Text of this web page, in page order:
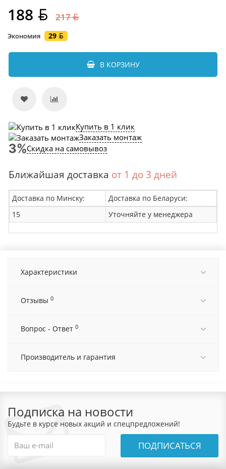
188 217
Экономия 29
В КОРЗИНУ
Купить в 1 клик
Заказать монтаж
Скидка на самовывоз
Ближайшая доставка от 1 до 3 дней
Доставка по Минску:
Доставка по Беларуси:
15
Уточняйте у менеджера
Характеристики
Отзывы 0
Вопрос - Ответ 0
Производитель и гарантия
Подписка на новости
Будьте в курсе новых акций и спецпредложений!
ПОДПИСАТЬСЯ